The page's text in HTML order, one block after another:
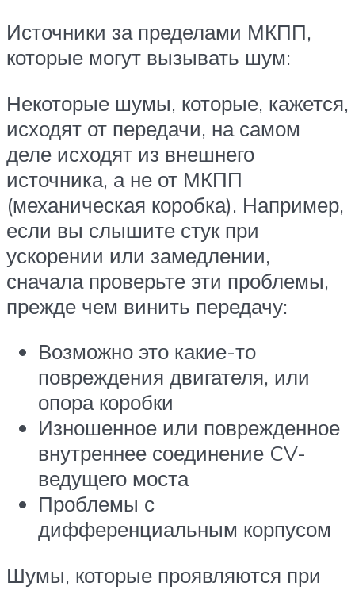
Источники за пределами МКПП,
которые могут вызывать шум:
Некоторые шумы, которые, кажется,
исходят от передачи, на самом
деле исходят из внешнего
источника, а не от МКПП
(механическая коробка). Например,
если вы слышите стук при
ускорении или замедлении,
сначала проверьте эти проблемы,
прежде чем винить передачу:
Возможно это какие-то
повреждения двигателя, или
опора коробки
Изношенное или поврежденное
внутреннее соединение CV-
ведущего моста
Проблемы с
дифференциальным корпусом
Шумы, которые проявляются при